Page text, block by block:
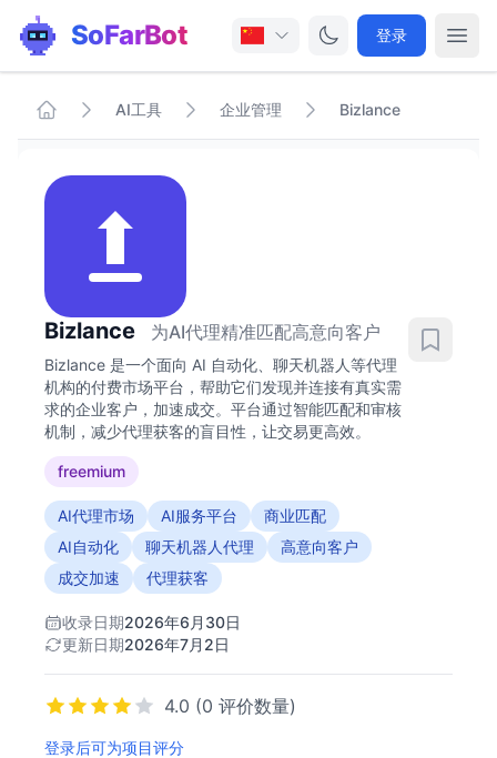
SoFarBot 登录
AI工具 企业管理 Bizlance
Bizlance 为AI代理精准匹配高意向客户
Bizlance 是一个面向 AI 自动化、聊天机器人等代理
机构的付费市场平台，帮助它们发现并连接有真实需
求的企业客户，加速成交。平台通过智能匹配和审核
机制，减少代理获客的盲目性，让交易更高效。
freemium
AI代理市场 AI服务平台
商业匹配
AI自动化
聊天机器人代理
高意向客户
成交加速
代理获客
收录日期2026年6月30日
更新日期2026年7月2日
4.0 (0 评价数量)
登录后可为项目评分